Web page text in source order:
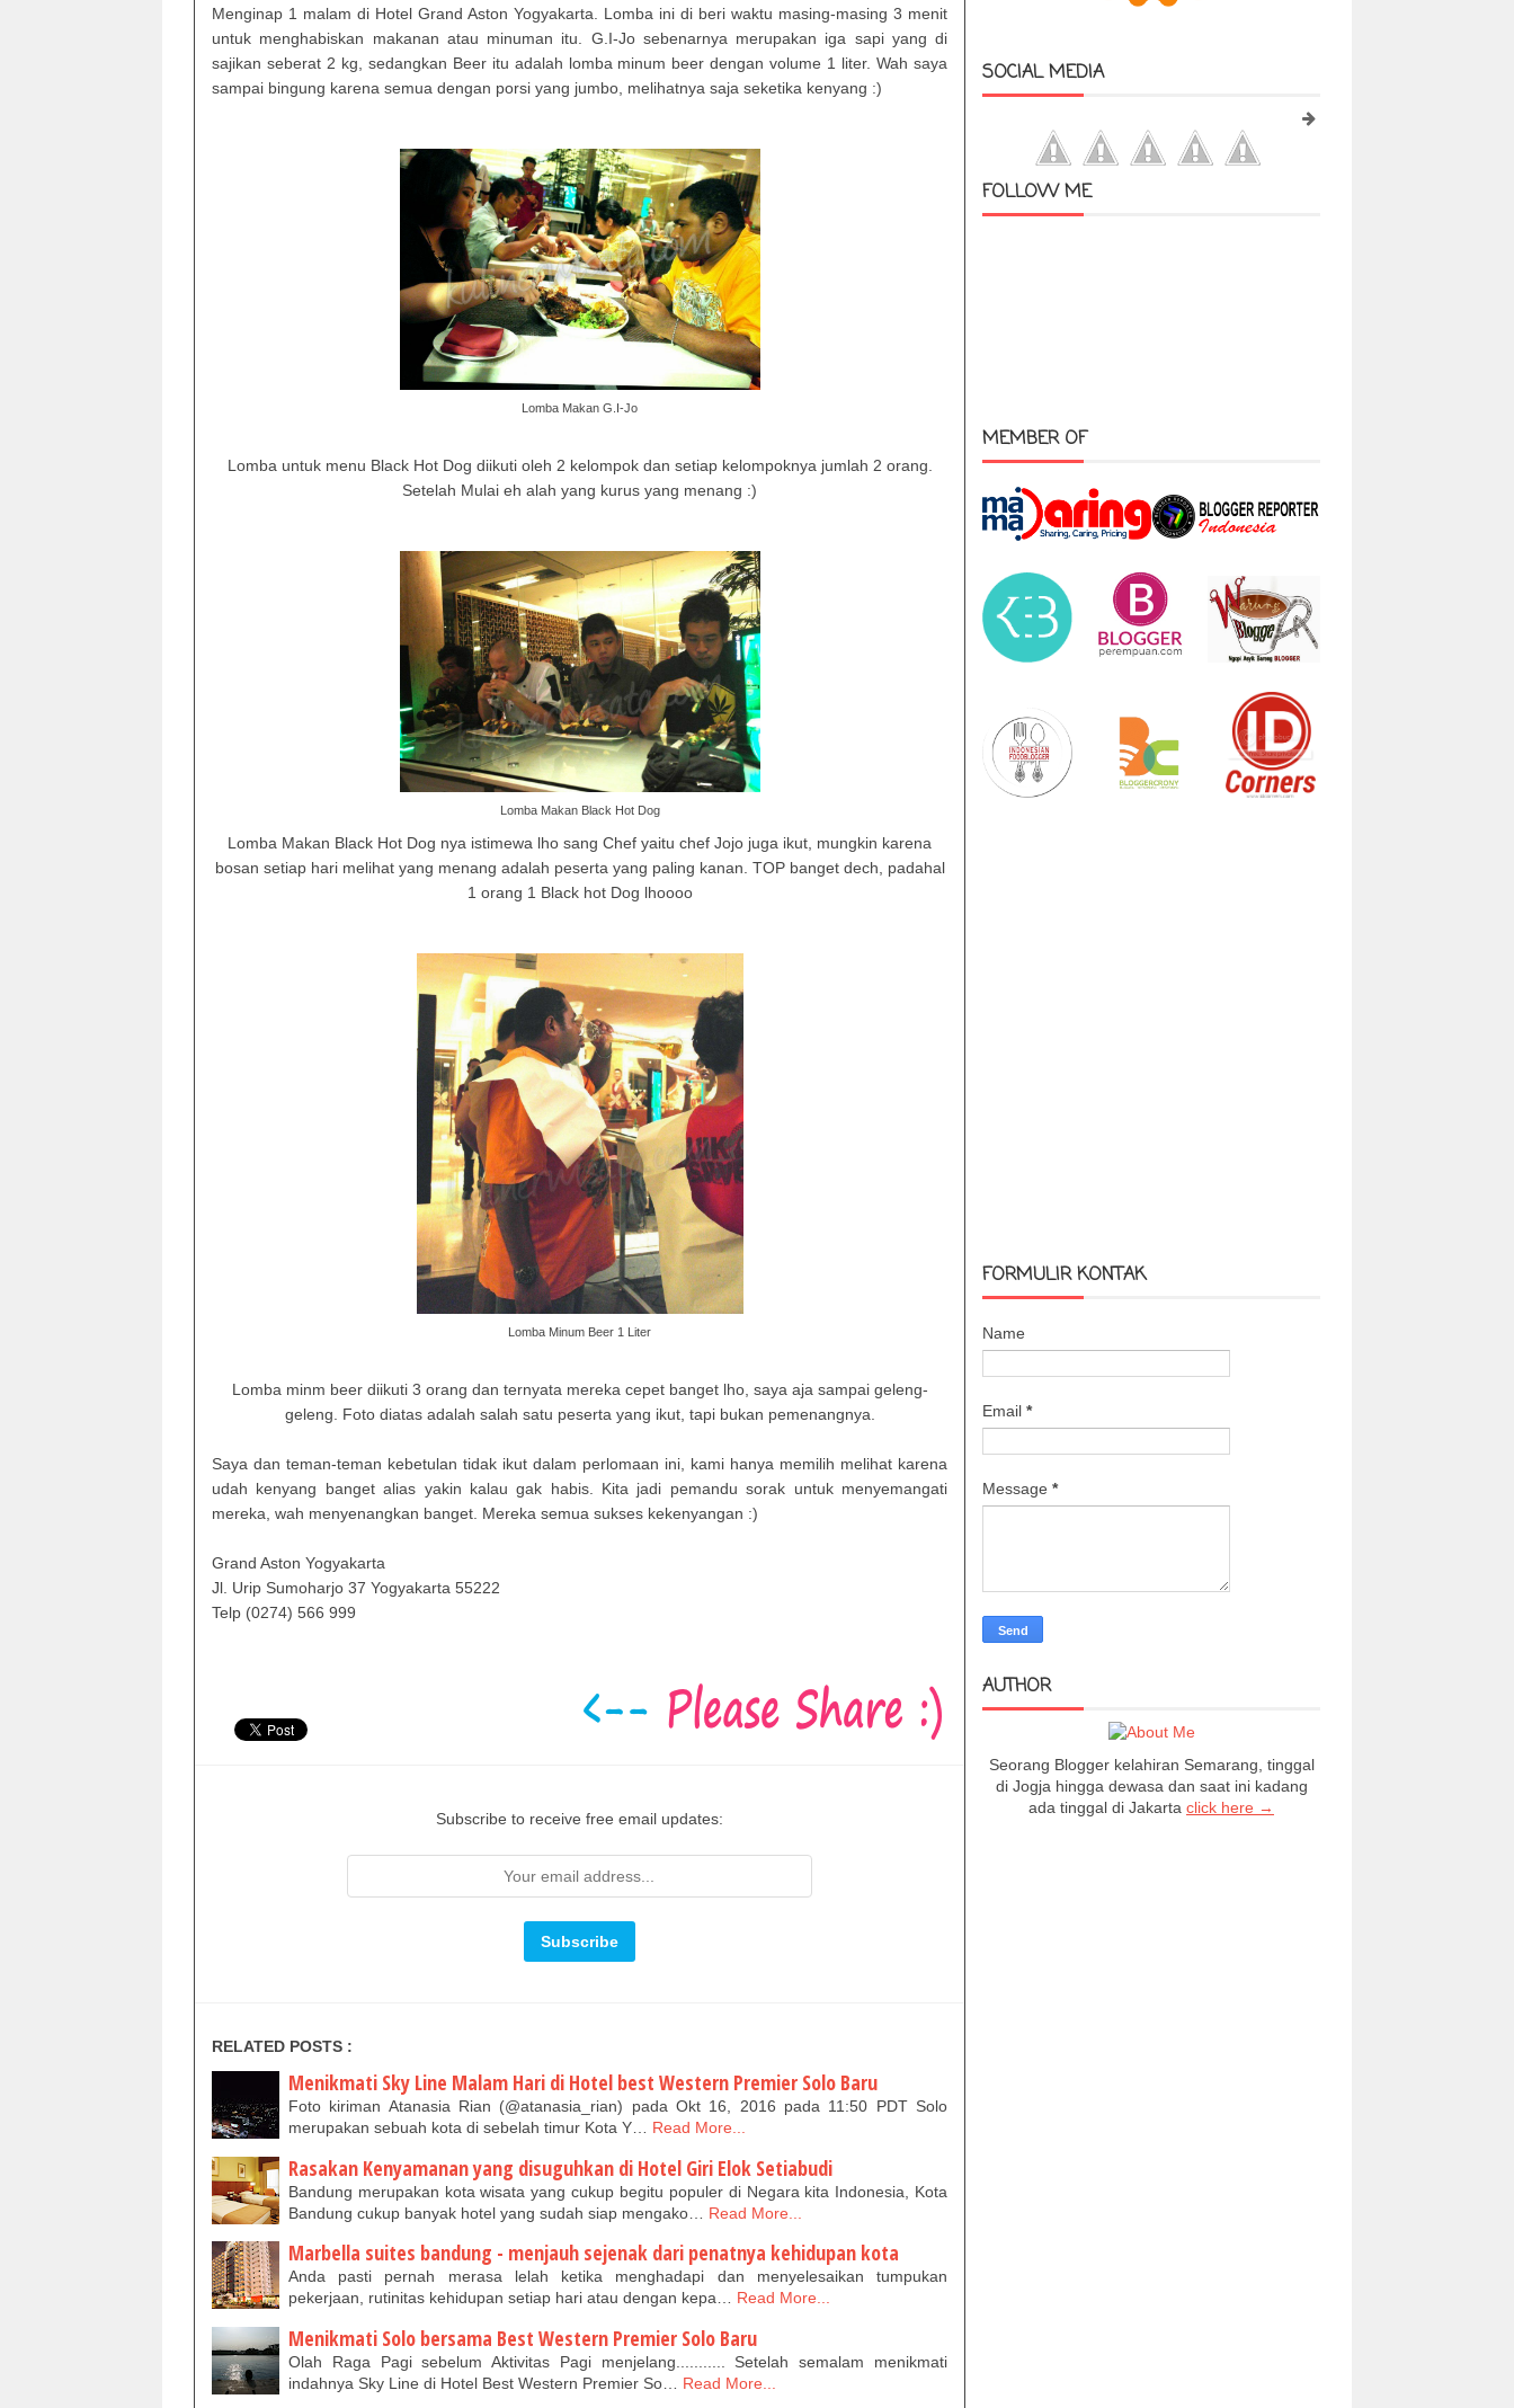
Menginap 1 malam di Hotel Grand Aston Yogyakarta. Lomba ini di beri waktu masing-masing 3 menit
untuk menghabiskan makanan atau minuman itu. G.I-Jo sebenarnya merupakan iga sapi yang di
sajikan seberat 2 kg, sedangkan Beer itu adalah lomba minum beer dengan volume 1 liter. Wah saya
sampai bingung karena semua dengan porsi yang jumbo, melihatnya saja seketika kenyang :)
Lomba Makan G.I-Jo
Lomba untuk menu Black Hot Dog diikuti oleh 2 kelompok dan setiap kelompoknya jumlah 2 orang.
Setelah Mulai eh alah yang kurus yang menang :)
Lomba Makan Black Hot Dog
Lomba Makan Black Hot Dog nya istimewa lho sang Chef yaitu chef Jojo juga ikut, mungkin karena
bosan setiap hari melihat yang menang adalah peserta yang paling kanan. TOP banget dech, padahal
1 orang 1 Black hot Dog lhoooo
Lomba Minum Beer 1 Liter
Lomba minm beer diikuti 3 orang dan ternyata mereka cepet banget lho, saya aja sampai geleng-
geleng. Foto diatas adalah salah satu peserta yang ikut, tapi bukan pemenangnya.
Saya dan teman-teman kebetulan tidak ikut dalam perlomaan ini, kami hanya memilih melihat karena
udah kenyang banget alias yakin kalau gak habis. Kita jadi pemandu sorak untuk menyemangati
mereka, wah menyenangkan banget. Mereka semua sukses kekenyangan :)
Grand Aston Yogyakarta
Jl. Urip Sumoharjo 37 Yogyakarta 55222
Telp (0274) 566 999
Subscribe to receive free email updates:
RELATED POSTS :
Menikmati Sky Line Malam Hari di Hotel best Western Premier Solo Baru
Foto kiriman Atanasia Rian (@atanasia_rian) pada Okt 16, 2016 pada 11:50 PDT Solo
merupakan sebuah kota di sebelah timur Kota Y… Read More...
Rasakan Kenyamanan yang disuguhkan di Hotel Giri Elok Setiabudi
Bandung merupakan kota wisata yang cukup begitu populer di Negara kita Indonesia, Kota
Bandung cukup banyak hotel yang sudah siap mengako…
Read More...
Marbella suites bandung - menjauh sejenak dari penatnya kehidupan kota
Anda pasti pernah merasa lelah ketika menghadapi dan menyelesaikan tumpukan
pekerjaan, rutinitas kehidupan setiap hari atau dengan kepa… Read More...
Menikmati Solo bersama Best Western Premier Solo Baru
Olah Raga Pagi sebelum Aktivitas Pagi menjelang........... Setelah semalam menikmati
indahnya Sky Line di Hotel Best Western Premier So…
Read More...
SOCIAL MEDIA
FOLLOW ME
MEMBER OF
FORMULIR KONTAK
Name
Email *
Message *
AUTHOR
Seorang Blogger kelahiran Semarang, tinggal
di Jogja hingga dewasa dan saat ini kadang
ada tinggal di Jakarta click here →